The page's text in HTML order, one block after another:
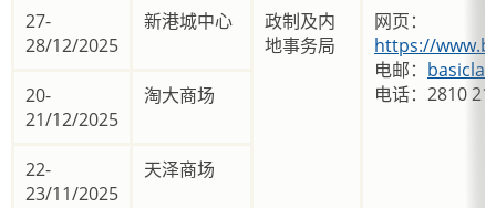
27-
28/12/2025
新港城中心
政制及内
地事务局
网页：
https://
电邮：
电话：2810
20-
21/12/2025
淘大商场
22-
23/11/2025
天泽商场